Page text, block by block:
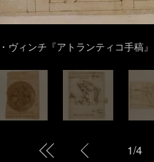
ヴィンチ『アトランティコ手稿
1/4